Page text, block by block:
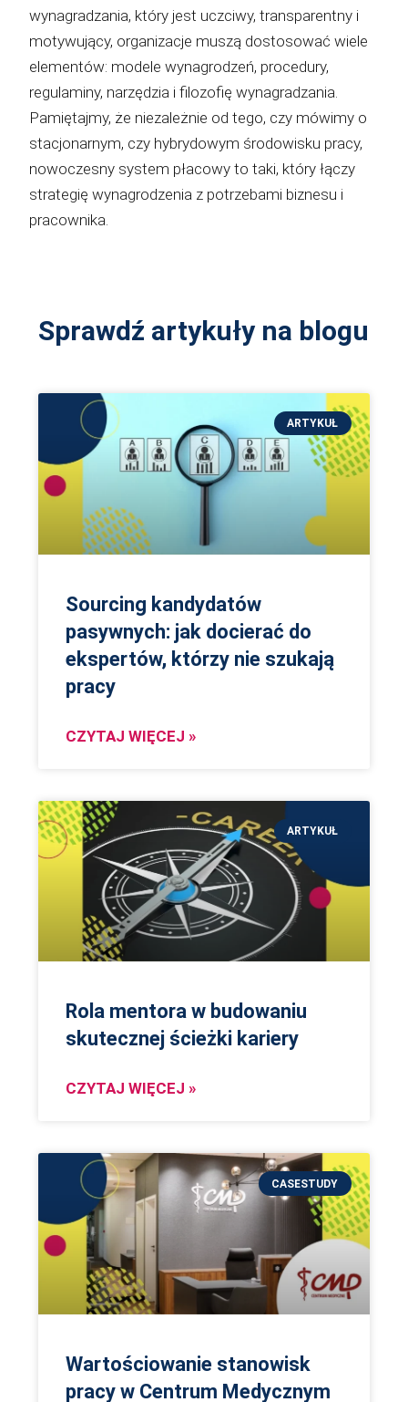
wynagradzania, który jest uczciwy, transparentny i
motywujący, organizacje muszą dostosować wiele
elementów: modele wynagrodzeń, procedury,
regulaminy, narzędzia i filozofię wynagradzania.
Pamiętajmy, że niezależnie od tego, czy mówimy o
stacjonarnym, czy hybrydowym środowisku pracy,
nowoczesny system płacowy to taki, który łączy
strategię wynagrodzenia z potrzebami biznesu i
pracownika.
Sprawdź artykuły na blogu
ARTYKUŁ
Sourcing kandydatów
pasywnych: jak docierać do
ekspertów, którzy nie szukają
pracy
CZYTAJ WIĘCEJ »
ARTYKUŁ
Rola mentora w budowaniu
skutecznej ścieżki kariery
CZYTAJ WIĘCEJ »
CASESTUDY
Wartościowanie stanowisk
pracy w Centrum Medycznym